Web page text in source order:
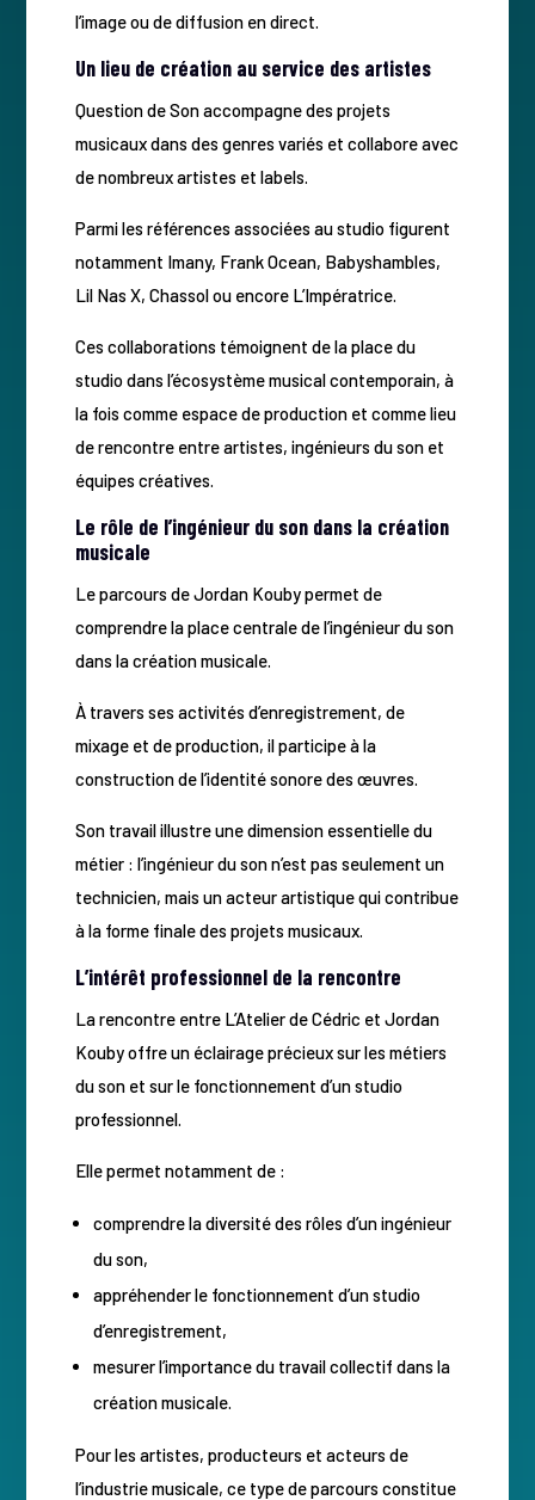
l’image ou de diffusion en direct.
Un lieu de création au service des artistes
Question de Son accompagne des projets
musicaux dans des genres variés et collabore avec
de nombreux artistes et labels.
Parmi les références associées au studio figurent
notamment Imany, Frank Ocean, Babyshambles,
Lil Nas X, Chassol ou encore L’Impératrice.
Ces collaborations témoignent de la place du
studio dans l’écosystème musical contemporain, à
la fois comme espace de production et comme lieu
de rencontre entre artistes, ingénieurs du son et
équipes créatives.
Le rôle de l’ingénieur du son dans la création
musicale
Le parcours de Jordan Kouby permet de
comprendre la place centrale de l’ingénieur du son
dans la création musicale.
À travers ses activités d’enregistrement, de
mixage et de production, il participe à la
construction de l’identité sonore des œuvres.
Son travail illustre une dimension essentielle du
métier : l’ingénieur du son n’est pas seulement un
technicien, mais un acteur artistique qui contribue
à la forme finale des projets musicaux.
L’intérêt professionnel de la rencontre
La rencontre entre L’Atelier de Cédric et Jordan
Kouby offre un éclairage précieux sur les métiers
du son et sur le fonctionnement d’un studio
professionnel.
Elle permet notamment de :
comprendre la diversité des rôles d’un ingénieur
du son,
appréhender le fonctionnement d’un studio
d’enregistrement,
mesurer l’importance du travail collectif dans la
création musicale.
Pour les artistes, producteurs et acteurs de
l’industrie musicale, ce type de parcours constitue